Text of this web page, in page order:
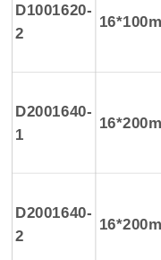
D1001620-
2
D2001640-
1
D2001640-
2